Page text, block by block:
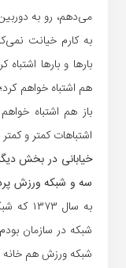
می‌دهم، رو به
به کارم خیانت
بارها و بارها
هم اشتباه خواهم
باز هم اشتباه
اشتباهات کمتر و
خیابانی در بخش
سه و شبکه ورزش
به
شبکه در سازمان
شبکه ورزش هم